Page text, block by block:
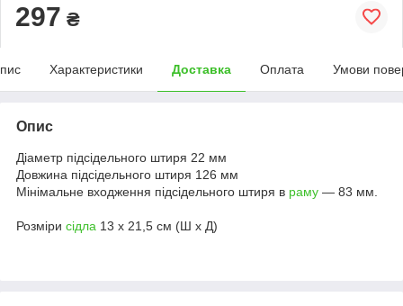
297 ₴
Характеристики Доставка Оплата Умови
Опис
Діаметр підсідельного штиря 22 мм
Довжина підсідельного штиря 126 мм
Мінімальне входження підсідельного штиря в раму — 83 мм.
Розміри сідла 13 х 21,5 см (Ш х Д)